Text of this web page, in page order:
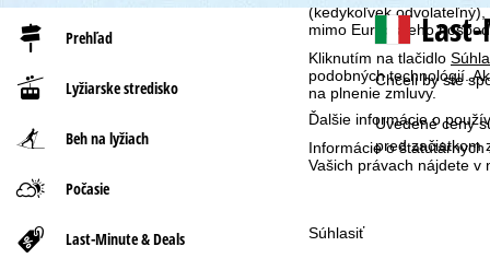
(kedykoľvek
mimo Európskeho
Kliknutím na tlačidlo
podobných technológií.
na plnenie zmluvy.
Ďalšie informácie o
Informácie o
Vašich právach nájdete v
Súhlasiť
Prehľad
Lyžiarske stredisko
Beh na lyžiach
Počasie
Last-Minute & Deals
l
a
v
n
Chceli by ste
Uvedené ceny
pred začiatkom